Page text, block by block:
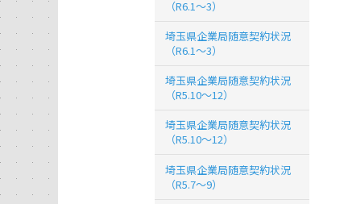
（R6.1～3）
埼玉県企業局随意契約状況
（R6.1～3）
埼玉県企業局随意契約状況
（R5.10～12）
埼玉県企業局随意契約状況
（R5.10～12）
埼玉県企業局随意契約状況
（R5.7～9）